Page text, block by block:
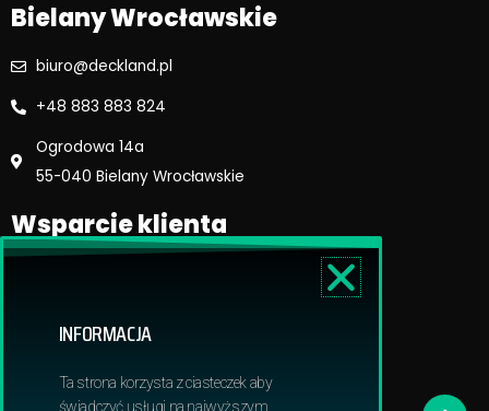
Bielany Wrocławskie
biuro@deckland.pl
+48 883 883 824
Ogrodowa 14a
55-040 Bielany Wrocławskie
Wsparcie klienta
Dostawa i płatność
Obowiązek informacyjny RODO
INFORMACJA
Ta strona korzysta z ciasteczek aby
świadczyć usługi na najwyższym